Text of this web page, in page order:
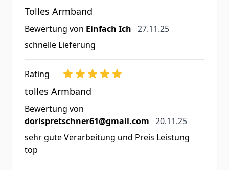
Tolles Armband
Bewertung von Einfach Ich 27. November 2025
27.11.25
schnelle Lieferung
Rating
tolles Armband
Bewertung von
dorispretschner61@gmail.com
20. November 2025
20.11.25
sehr gute Verarbeitung und Preis Leistung
top